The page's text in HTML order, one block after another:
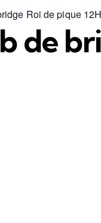
Roi de pique
de